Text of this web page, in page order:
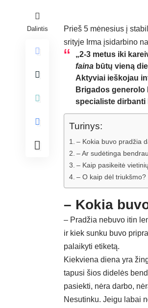
Dalintis
Prieš 5 mėnesius į
srityje Irma įsidarbino
„2-3 metus iki
faina būtų vieną
Aktyviai ieškojau
Brigados
specialiste dirbanti
Turinys:
– Kokia buvo pradžia
– Ar sudėtinga
– Kaip pasikeitė
– O kaip dėl triukšmo?
– Kokia
– Pradžia nebuvo itin
ir kiek sunku buvo
palaikyti etiketą.
Kiekviena diena yra
tapusi šios didelės
pasiekti, nėra darbo,
Nesutinku. Jeigu labai